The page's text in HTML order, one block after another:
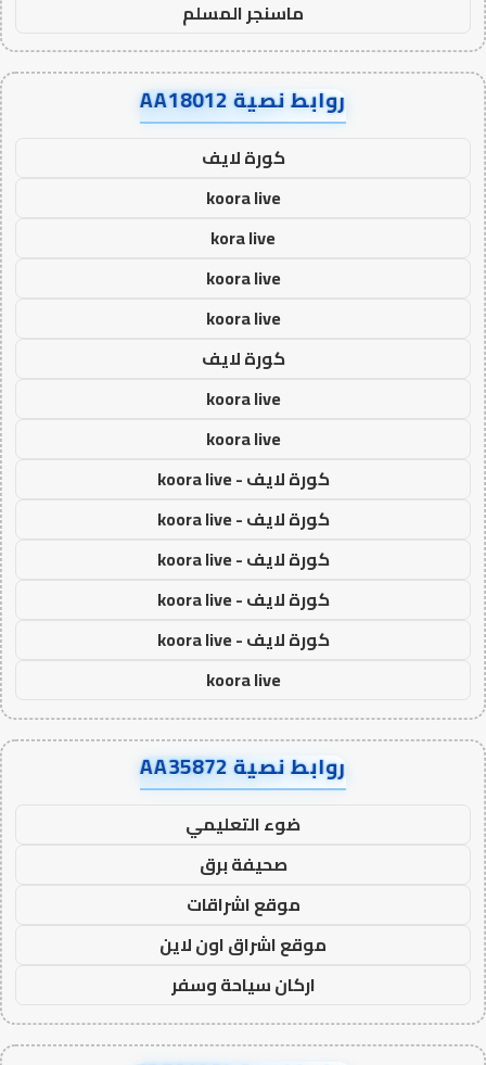
ماسنجر المسلم
روابط نصية AA18012
كورة لايف
koora live
kora live
koora live
koora live
كورة لايف
koora live
koora live
كورة لايف - koora live
كورة لايف - koora live
كورة لايف - koora live
كورة لايف - koora live
كورة لايف - koora live
koora live
روابط نصية AA35872
ضوء التعليمي
صحيفة برق
موقع اشراقات
موقع اشراق اون لاين
اركان سياحة وسفر